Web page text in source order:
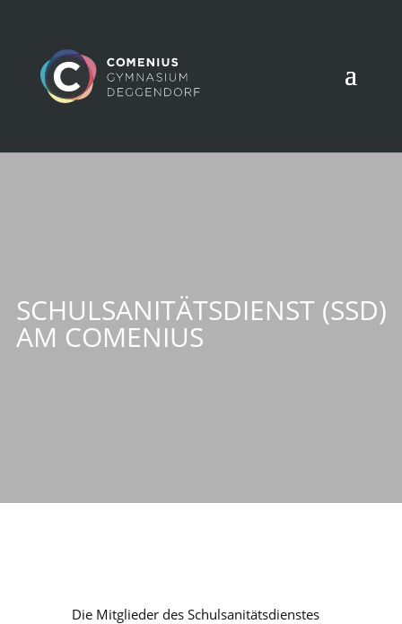
SCHULSANITÄTSDIENST (SSD)
AM COMENIUS
Die Mitglieder des Schulsanitätsdienstes